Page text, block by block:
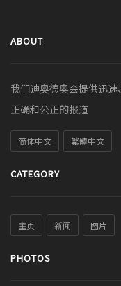
ABOUT
我们迪奥德奥会提供迅速、
正确和公正的报道
简体中文 繁體中文
CATEGORY
主页 新闻 图片
PHOTOS